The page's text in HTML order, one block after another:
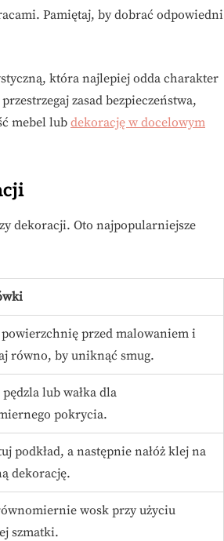
Pamiętaj, by dobrać odpowiedni
która najlepiej odda charakter
zasad bezpieczeństwa,
mebel lub dekorację w docelowym
dekoracji. Oto najpopularniejsze
powierzchnię przed malowaniem i
równo, by uniknąć smug.
lub wałka dla
pokrycia.
podkład, a następnie nałóż klej na
dekorację.
wosk przy użyciu
szmatki.